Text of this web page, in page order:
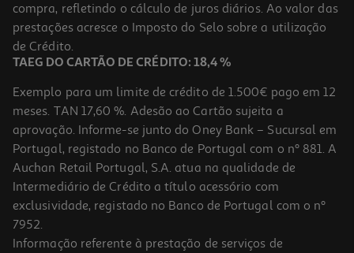
3.58 €/Kg
1,79 €
compra, refletindo o cálculo de juros diários. Ao valor das
prestações acresce o Imposto do Selo sobre a utilização
de Crédito.
TAEG DO CARTÃO DE CRÉDITO: 18,4 %
Exemplo para um limite de crédito de 1.500€ pago em 12
meses. TAN 17,60 %. Adesão ao Cartão sujeita a
aprovação. Informe-se junto do Oney Bank – Sucursal em
Portugal, registado no Banco de Portugal com o nº 881. A
Auchan Retail Portugal, S.A. atua na qualidade de
Intermediário de Crédito a título acessório com
exclusividade, registado no Banco de Portugal com o nº
7952.
Informação referente à prestação de serviços de